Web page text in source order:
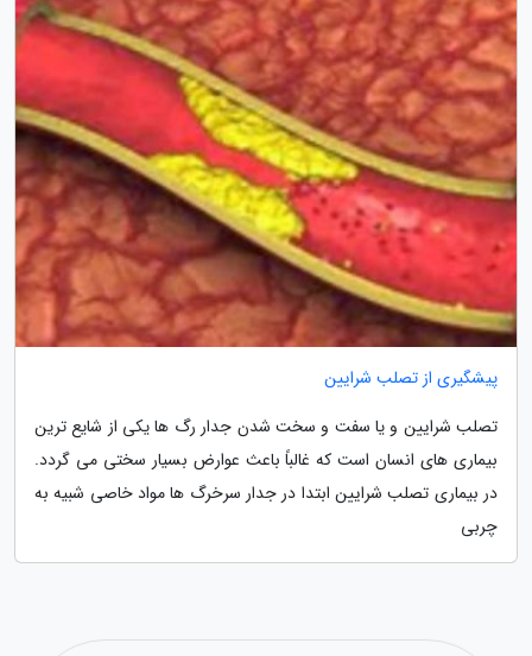
پیشگیری از تصلب شرایین
تصلب شرایین و یا سفت و سخت شدن جدار رگ ها یکی از شایع ترین
بیماری های انسان است که غالباً باعث عوارض بسیار سختی می گردد.
در بیماری تصلب شرایین ابتدا در جدار سرخرگ ها مواد خاصی شبیه به
چربی